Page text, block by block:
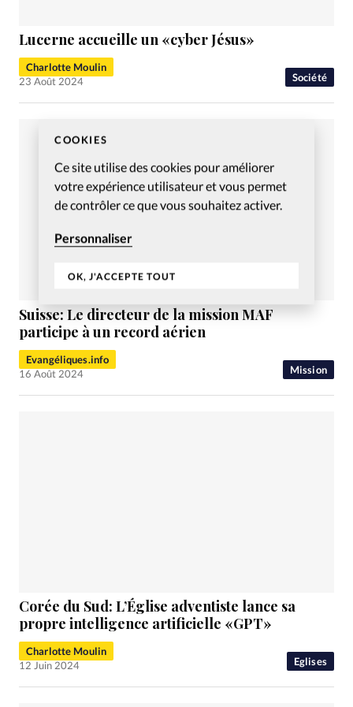
COOKIES
Ce site utilise des cookies pour améliorer
votre expérience utilisateur et vous permet
de contrôler ce que vous souhaitez activer.
Personnaliser
OK, J'ACCEPTE TOUT
Société
Lucerne accueille un «cyber Jésus»
Charlotte Moulin
23 Août 2024
Mission
Suisse: Le directeur de la mission MAF
participe à un record aérien
Evangéliques.info
16 Août 2024
Eglises
Corée du Sud: L’Église adventiste lance sa
propre intelligence artificielle «GPT»
Charlotte Moulin
12 Juin 2024